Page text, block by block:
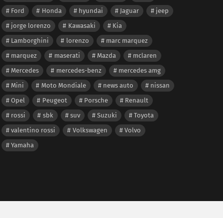
Ford
Honda hyundai Jaguar
jeep
jorge lorenzo
Kawasaki
Kia
Lamborghini
lorenzo
marc marquez
marquez
maserati Mazda
mclaren
Mercedes
mercedes-benz
mercedes amg
Mini
Moto Mondiale news auto
nissan
Opel
Peugeot Porsche
Renault
rossi
sbk suv Suzuki
Toyota
valentino rossi
Volkswagen
Volvo
Yamaha